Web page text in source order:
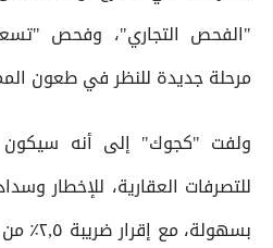
"الفحص التجاري"، وفحص
مرحلة جديدة للنظر في طعون
ولفت "كجوك" إلى أنه سيكون
للتصرفات العقارية، للإخطار